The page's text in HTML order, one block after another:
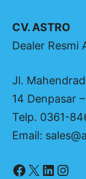
CV. ASTRO
Dealer Resmi
Jl.
14 Denpasar
Telp. 0361-
Email:
Facebook
X